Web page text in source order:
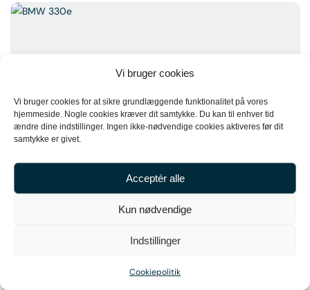
Vi bruger cookies
Vi bruger cookies for at sikre grundlæggende funktionalitet på vores
hjemmeside. Nogle cookies kræver dit samtykke. Du kan til enhver tid
ændre dine indstillinger. Ingen ikke-nødvendige cookies aktiveres før dit
samtykke er givet.
Acceptér alle
Kun nødvendige
Indstillinger
Cookiepolitik
369.000 kr.